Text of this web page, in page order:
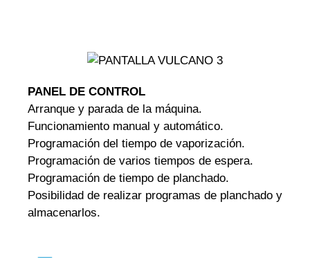
PANEL DE CONTROL
Arranque y parada de la máquina.
Funcionamiento manual y automático.
Programación del tiempo de vaporización.
Programación de varios tiempos de espera.
Programación de tiempo de planchado.
Posibilidad de realizar programas de planchado y
almacenarlos.